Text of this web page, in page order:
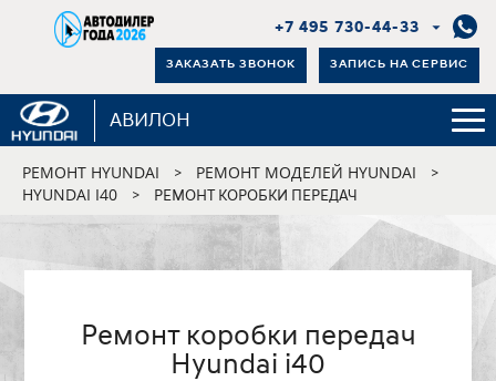
+7 495 730-44-33
ЗАКАЗАТЬ ЗВОНОК ЗАПИСЬ НА СЕРВИС
АВИЛОН
РЕМОНТ HYUNDAI > РЕМОНТ МОДЕЛЕЙ HYUNDAI >
HYUNDAI I40 > РЕМОНТ КОРОБКИ ПЕРЕДАЧ
Ремонт коробки передач
Hyundai i40